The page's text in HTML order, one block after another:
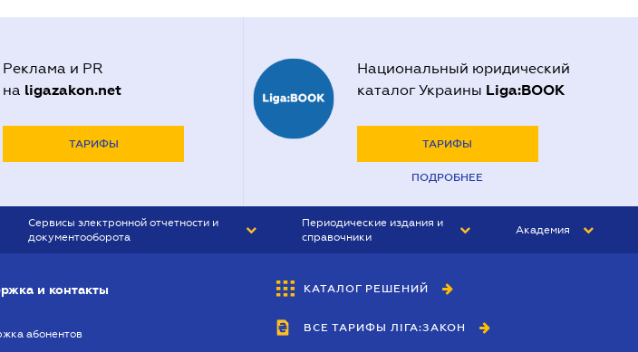
Реклама и PR
на ligazakon.net
ТАРИФЫ
Национальный юридический
каталог Украины Liga:BOOK
ТАРИФЫ
ПОДРОБНЕЕ
Сервисы электронной отчетности и
документооборота
Периодические издания и
справочники
БУХГАЛТЕР&ЗАКОН
ВЕСТНИК МСФО
Академия
и контакты
абонентов
КАТАЛОГ РЕШЕНИЙ
ВСЕ ТАРИФЫ ЛІГА:ЗАКОН